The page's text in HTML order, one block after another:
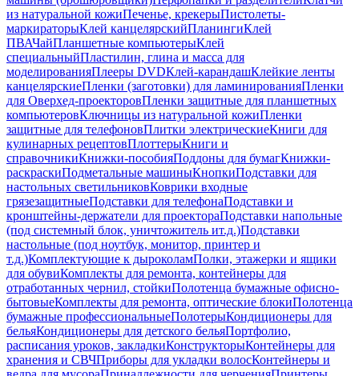
из натуральной кожиПеченье, крекерыПистолеты-
маркираторыКлей канцелярскийПланингиКлей
ПВАЧайПланшетные компьютерыКлей
специальныйПластилин, глина и масса для
моделированияПлееры DVDКлей-карандашКлейкие ленты
канцелярскиеПленки (заготовки) для ламинированияПленки
для Оверхед-проекторовПленки защитные для планшетных
компьютеровКлючницы из натуральной кожиПленки
защитные для телефоновПлитки электрическиеКниги для
кулинарных рецептовПлоттерыКниги и
справочникиКнижки-пособияПоддоны для бумагКнижки-
раскраскиПодметальные машиныКнопкиПодставки для
настольных светильниковКоврики входные
грязезащитныеПодставки для телефонаПодставки и
кронштейны-держатели для проектораПодставки напольные
(под системный блок, уничтожитель ит.д.)Подставки
настольные (под ноутбук, монитор, принтер и
т.д.)Комплектующие к дыроколамПолки, этажерки и ящики
для обувиКомплекты для ремонта, контейнеры для
отработанных чернил, стойкиПолотенца бумажные офисно-
бытовыеКомплекты для ремонта, оптические блокиПолотенца
бумажные профессиональныеПолотерыКондиционеры для
бельяКондиционеры для детского бельяПортфолио,
расписания уроков, закладкиКонструкторыКонтейнеры для
хранения и СВЧПриборы для укладки волосКонтейнеры и